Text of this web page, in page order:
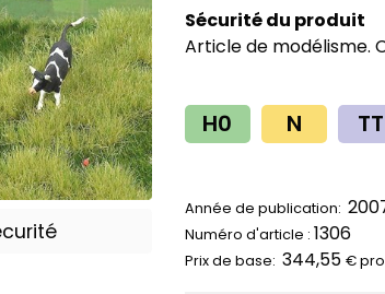
Sécurité du produit
Article de modélisme.
H0 N TT
Année de publication:
Numéro d'article : 1306
Prix ​​de base: 344,55 € pro